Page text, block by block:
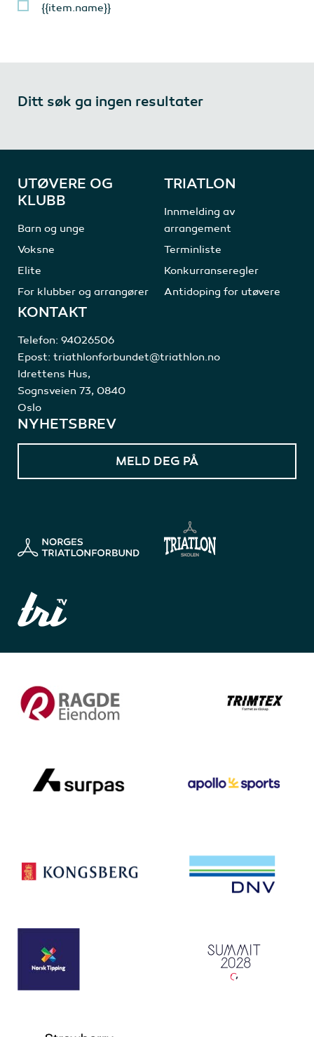
{{item.name}}
Ditt søk ga ingen resultater
UTØVERE OG
KLUBB
Barn og unge
Voksne
Elite
For klubber og arrangører
TRIATLON
Innmelding av
arrangement
Terminliste
Konkurranseregler
Antidoping for utøvere
KONTAKT
Telefon: 94026506
Epost: triathlonforbundet@triathlon.no
Idrettens Hus,
Sognsveien 73, 0840
Oslo
NYHETSBREV